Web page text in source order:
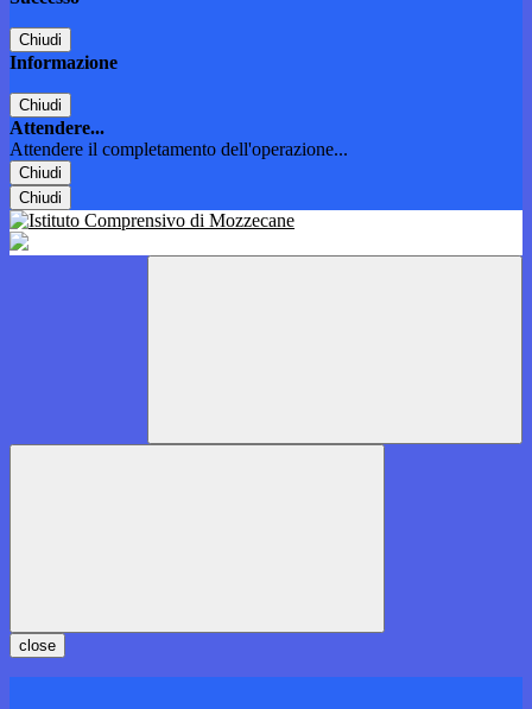
Chiudi
Informazione
Chiudi
Attendere...
Attendere il completamento dell'operazione...
Chiudi
Chiudi
close